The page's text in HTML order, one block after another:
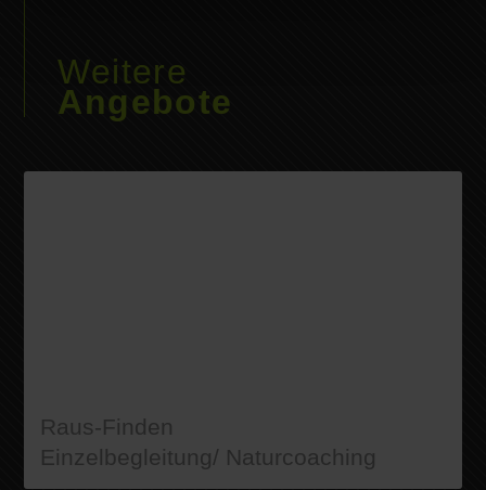
Weitere
Angebote
Raus-Finden
Einzelbegleitung/ Naturcoaching